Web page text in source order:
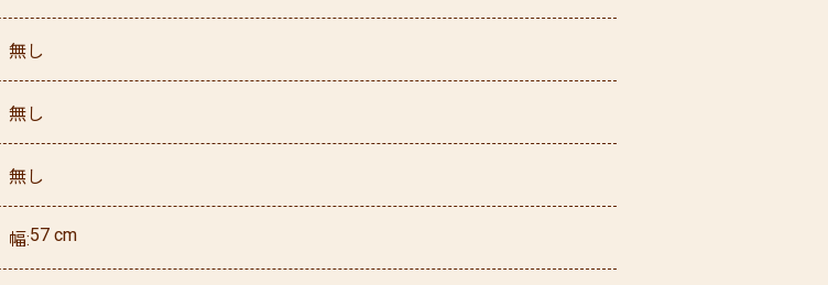
無し
無し
無し
幅 57 cm